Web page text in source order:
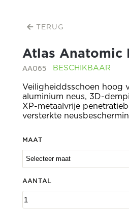
TERUG
Atlas Anatomic
AA065 BESCHIKBAAR
Veiligheiddsschoen hoog
aluminium neus, 3D-
XP-metaalvrije
versterkte
MAAT
AANTAL